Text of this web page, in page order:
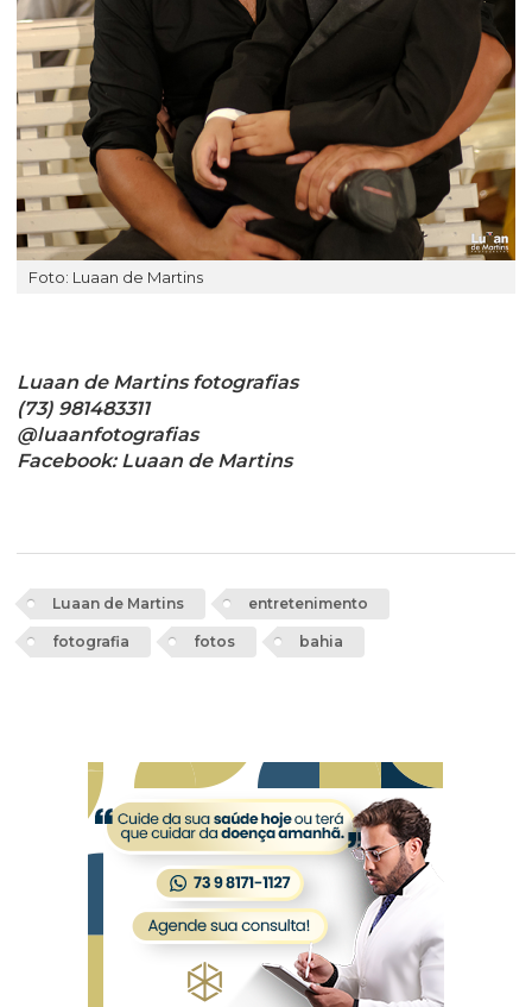
Foto: Luaan de Martins
Luaan de Martins fotografias
(73) 981483311
@luaanfotografias
Facebook: Luaan de Martins
Luaan de Martins entretenimento
fotografia fotos bahia